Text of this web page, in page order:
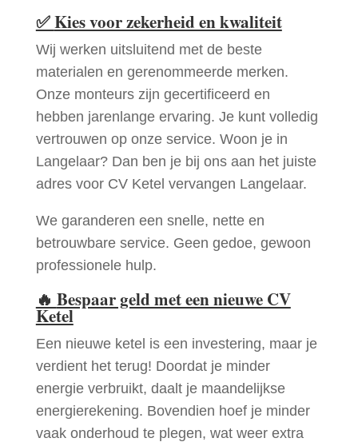
✅Kies voor zekerheid en kwaliteit
Wij werken uitsluitend met de beste
materialen en gerenommeerde merken.
Onze monteurs zijn gecertificeerd en
hebben jarenlange ervaring. Je kunt volledig
vertrouwen op onze service. Woon je in
Langelaar? Dan ben je bij ons aan het juiste
adres voor CV Ketel vervangen Langelaar.
We garanderen een snelle, nette en
betrouwbare service. Geen gedoe, gewoon
professionele hulp.
🔥 Bespaar geld met een nieuwe CV
Ketel
Een nieuwe ketel is een investering, maar je
verdient het terug! Doordat je minder
energie verbruikt, daalt je maandelijkse
energierekening. Bovendien hoef je minder
vaak onderhoud te plegen, wat weer extra